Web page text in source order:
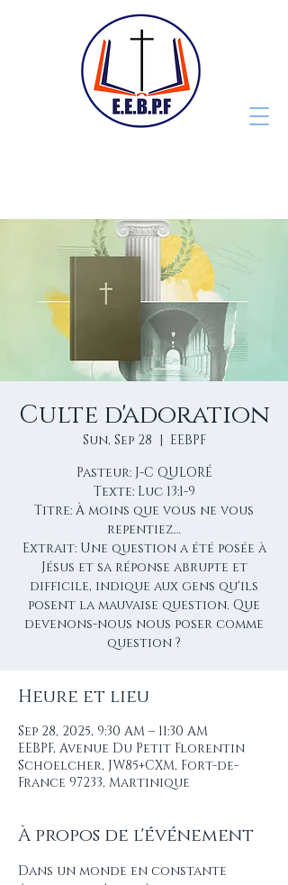
Culte d'adoration
Sun, Sep 28
  |
EEBPF
Pasteur: J-C QULORÉ
Texte: Luc 13:1-9
Titre: À moins que vous ne vous
repentiez…
Extrait: Une question a été posée à
Jésus et sa réponse abrupte et
difficile, indique aux gens qu'ils
posent la mauvaise question. Que
devenons-nous nous poser comme
question ?
Heure et lieu
Sep 28, 2025, 9:30 AM – 11:30 AM
EEBPF, Avenue Du Petit Florentin
Schoelcher, JW85+CXM, Fort-de-
France 97233, Martinique
À propos de l'événement
Dans un monde en constante